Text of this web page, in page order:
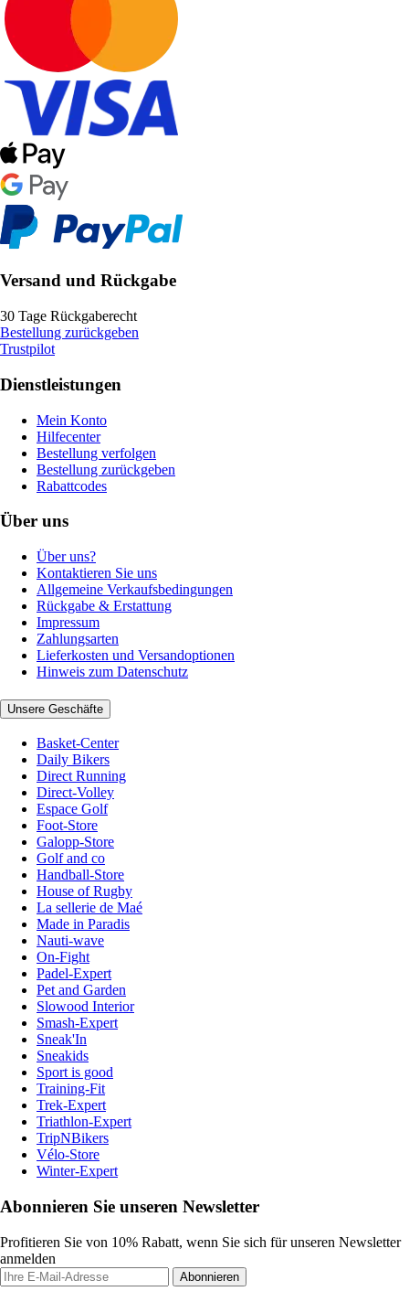
Versand und Rückgabe
30 Tage Rückgaberecht
Bestellung zurückgeben
Trustpilot
Dienstleistungen
Mein Konto
Hilfecenter
Bestellung verfolgen
Bestellung zurückgeben
Rabattcodes
Über uns
Über uns?
Kontaktieren Sie uns
Allgemeine Verkaufsbedingungen
Rückgabe & Erstattung
Impressum
Zahlungsarten
Lieferkosten und Versandoptionen
Hinweis zum Datenschutz
Unsere Geschäfte
Basket-Center
Daily Bikers
Direct Running
Direct-Volley
Espace Golf
Foot-Store
Galopp-Store
Golf and co
Handball-Store
House of Rugby
La sellerie de Maé
Made in Paradis
Nauti-wave
On-Fight
Padel-Expert
Pet and Garden
Slowood Interior
Smash-Expert
Sneak'In
Sneakids
Sport is good
Training-Fit
Trek-Expert
Triathlon-Expert
TripNBikers
Vélo-Store
Winter-Expert
Abonnieren Sie unseren Newsletter
Profitieren Sie von 10% Rabatt, wenn Sie sich für unseren Newsletter
anmelden
Abonnieren